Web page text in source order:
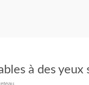
à des yeux